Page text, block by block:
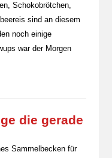
Schokobrötchen,
sind an diesem
noch einige
war der Morgen
die gerade
Sammelbecken für